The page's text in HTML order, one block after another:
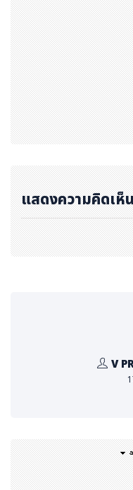
รับสมัคร : วันนี้ - 3 เมษ
สัมภาษณ์ : วันที่ 18 เมษ
แจ้งผลการสัมภาษณ์และ
มษายน 2569
ระยะเวลาอบรม : ระห
คุณสมบัติเบื้องต้น :
-อายุ 25 - 45 ปี
ผู้สนใจสามารถสมัครเ
https://young-
แสดงความคิดเห็
V